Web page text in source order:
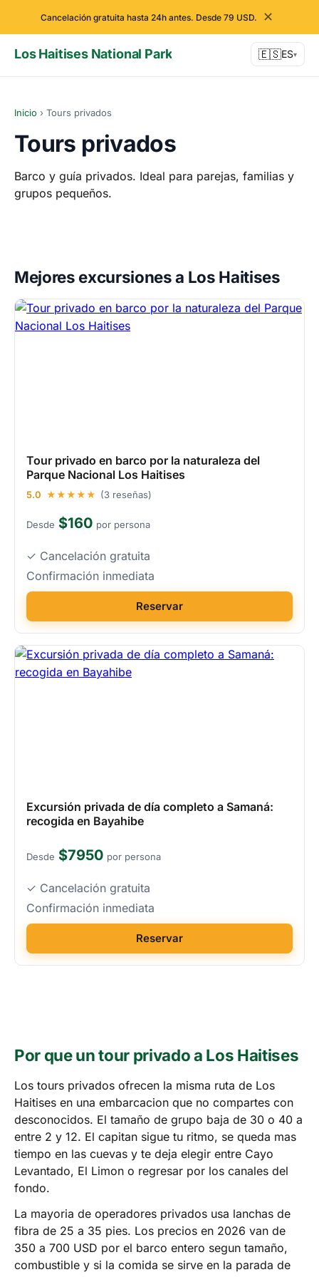
Cancelación gratuita hasta 24h antes. Desde 79 USD. ✕
Los Haitises National Park 🇪🇸ES▾
Inicio › Tours privados
Tours privados
Barco y guía privados. Ideal para parejas, familias y
grupos pequeños.
Mejores excursiones a Los Haitises
Tour privado en barco por la naturaleza del
Parque Nacional Los Haitises
5.0 ★★★★★ (3 reseñas)
Desde $160 por persona
✓ Cancelación gratuita
Confirmación inmediata
Reservar
Excursión privada de día completo a Samaná:
recogida en Bayahibe
Desde $7950 por persona
✓ Cancelación gratuita
Confirmación inmediata
Reservar
Por que un tour privado a Los Haitises
Los tours privados ofrecen la misma ruta de Los
Haitises en una embarcacion que no compartes con
desconocidos. El tamaño de grupo baja de 30 o 40 a
entre 2 y 12. El capitan sigue tu ritmo, se queda mas
tiempo en las cuevas y te deja elegir entre Cayo
Levantado, El Limon o regresar por los canales del
fondo.
La mayoria de operadores privados usa lanchas de
fibra de 25 a 35 pies. Los precios en 2026 van de
350 a 700 USD por el barco entero segun tamaño,
combustible y si la comida se sirve en la parada de